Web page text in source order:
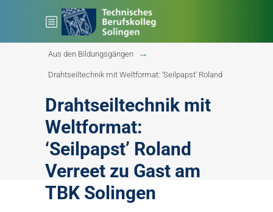
Startseite Bildungsgänge
Aus den Bildungsgängen
Drahtseiltechnik mit Weltformat: ‘Seilpapst’ Roland
Drahtseiltechnik mit
Weltformat:
‘Seilpapst’ Roland
Verreet zu Gast am
TBK Solingen